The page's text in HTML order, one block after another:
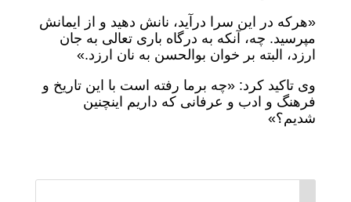
«هرکه در این سرا درآید، نانش دهید و از ایمانش
مپرسید. چه، آنکه به درگاه باری تعالی به جان
ارزد، البته بر خوان بوالحسن به نان ارزد.»
وی تاکید کرد: «چه برما رفته است با این تاریخ و
فرهنگ و ادب و عرفانی که داریم اینچنین
شدیم؟»